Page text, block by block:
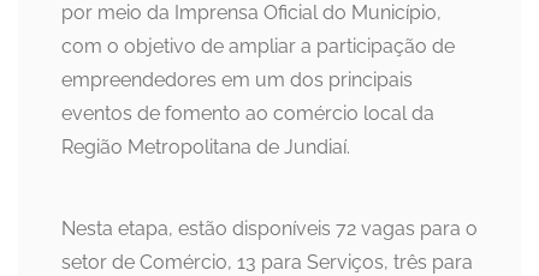
por meio da Imprensa Oficial do Município,
com o objetivo de ampliar a participação de
empreendedores em um dos principais
eventos de fomento ao comércio local da
Região Metropolitana de Jundiaí.
Nesta etapa, estão disponíveis 72 vagas para o
setor de Comércio, 13 para Serviços, três para